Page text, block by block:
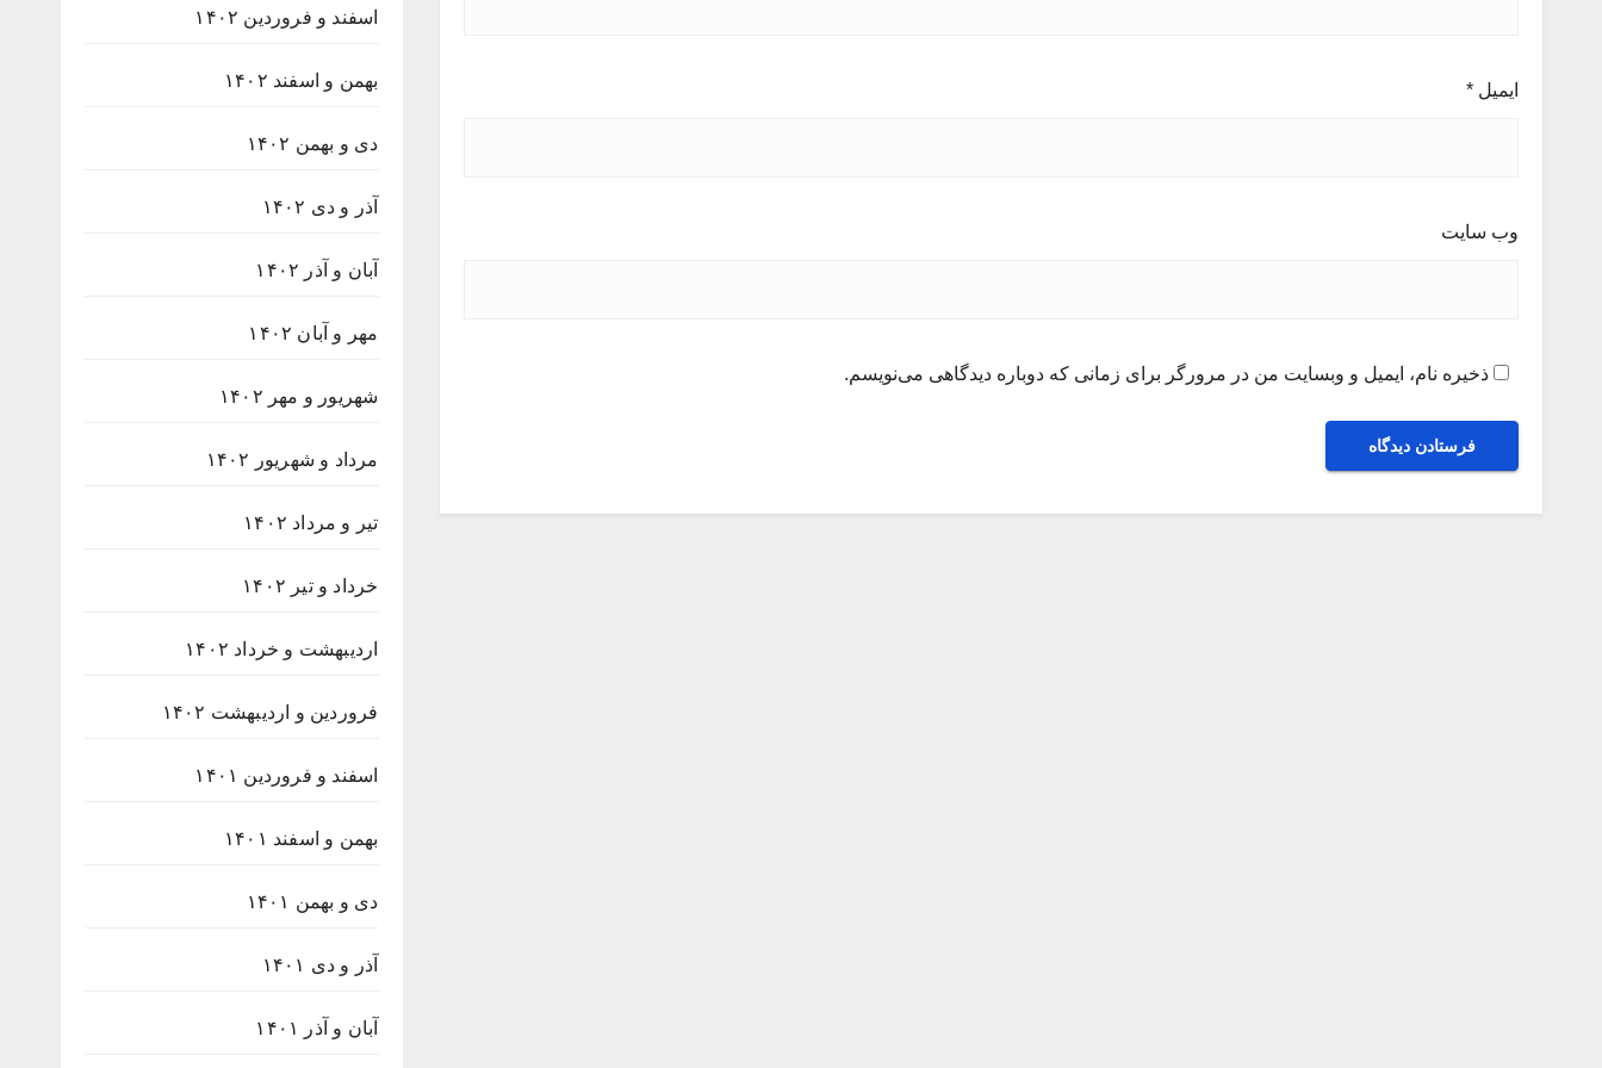
ایمیل *
وب‌ سایت
ذخیره نام، ایمیل و وبسایت من در مرورگر برای زمانی که دوباره دیدگاهی می‌نویسم.
اسفند و فروردین ۱۴۰۲
بهمن و اسفند ۱۴۰۲
دی و بهمن ۱۴۰۲
آذر و دی ۱۴۰۲
آبان و آذر ۱۴۰۲
مهر و آبان ۱۴۰۲
شهریور و مهر ۱۴۰۲
مرداد و شهریور ۱۴۰۲
تیر و مرداد ۱۴۰۲
خرداد و تیر ۱۴۰۲
اردیبهشت و خرداد ۱۴۰۲
فروردین و اردیبهشت ۱۴۰۲
اسفند و فروردین ۱۴۰۱
بهمن و اسفند ۱۴۰۱
دی و بهمن ۱۴۰۱
آذر و دی ۱۴۰۱
آبان و آذر ۱۴۰۱